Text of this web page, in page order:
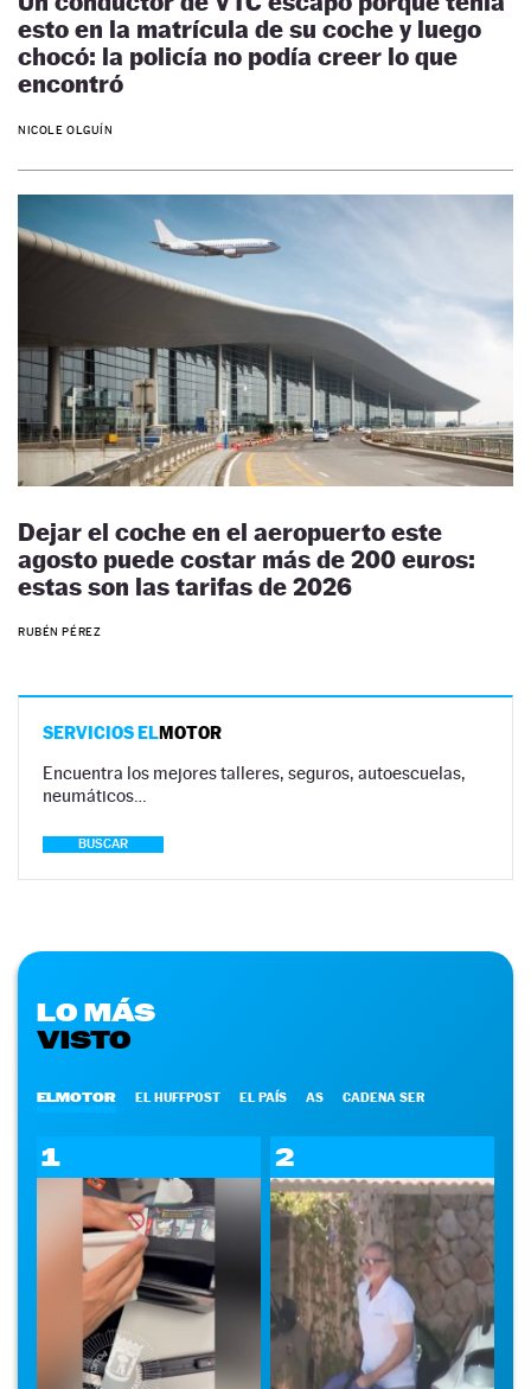
esto en la matrícula de su coche y luego
chocó: la policía no podía creer lo que
encontró
NICOLE OLGUÍN
Dejar el coche en el aeropuerto este
agosto puede costar más de 200 euros:
estas son las tarifas de 2026
RUBÉN PÉREZ
SERVICIOS ELMOTOR
Encuentra los mejores talleres, seguros, autoescuelas,
neumáticos…
BUSCAR
LO MÁS
VISTO
ELMOTOR EL HUFFPOST EL PAÍS AS CADENA SER
1 2